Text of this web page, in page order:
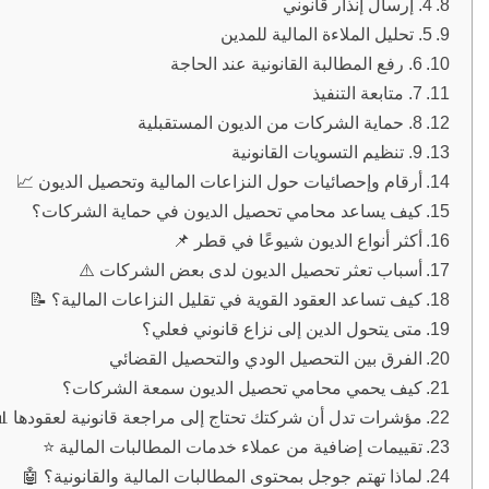
4. إرسال إنذار قانوني
5. تحليل الملاءة المالية للمدين
6. رفع المطالبة القانونية عند الحاجة
7. متابعة التنفيذ
8. حماية الشركات من الديون المستقبلية
9. تنظيم التسويات القانونية
أرقام وإحصائيات حول النزاعات المالية وتحصيل الديون 📈
كيف يساعد محامي تحصيل الديون في حماية الشركات؟
أكثر أنواع الديون شيوعًا في قطر 📌
أسباب تعثر تحصيل الديون لدى بعض الشركات ⚠️
كيف تساعد العقود القوية في تقليل النزاعات المالية؟ 📝
متى يتحول الدين إلى نزاع قانوني فعلي؟
الفرق بين التحصيل الودي والتحصيل القضائي
كيف يحمي محامي تحصيل الديون سمعة الشركات؟
مؤشرات تدل أن شركتك تحتاج إلى مراجعة قانونية لعقودها
تقييمات إضافية من عملاء خدمات المطالبات المالية ⭐
لماذا تهتم جوجل بمحتوى المطالبات المالية والقانونية؟ 🤖